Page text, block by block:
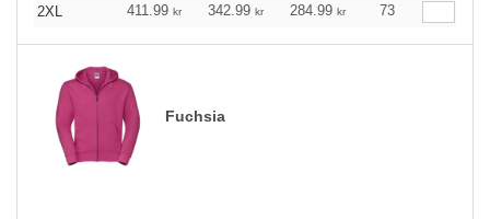
2XL
411.99 kr 342.99 kr 284.99 kr 73
Fuchsia